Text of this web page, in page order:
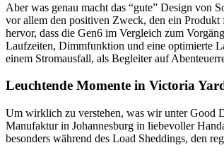
Aber was genau macht das “gute” Design von
vor allem den positiven Zweck, den ein
hervor, dass die Gen6 im Vergleich zum
Laufzeiten, Dimmfunktion und eine optimierte
einem Stromausfall, als Begleiter auf
Leuchtende Momente in Victoria
Um wirklich zu verstehen, was wir unter Good
Manufaktur in Johannesburg in liebevoller
besonders während des Load Sheddings, den